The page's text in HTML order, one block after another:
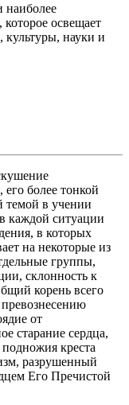
наиболее
освещает
науки и
более тонкой
темой в учении
каждой ситуации
в которых
на некоторые из
группы,
склонность к
корень всего
превознесению
от
старание сердца,
креста
разрушенный
Его Пречистой